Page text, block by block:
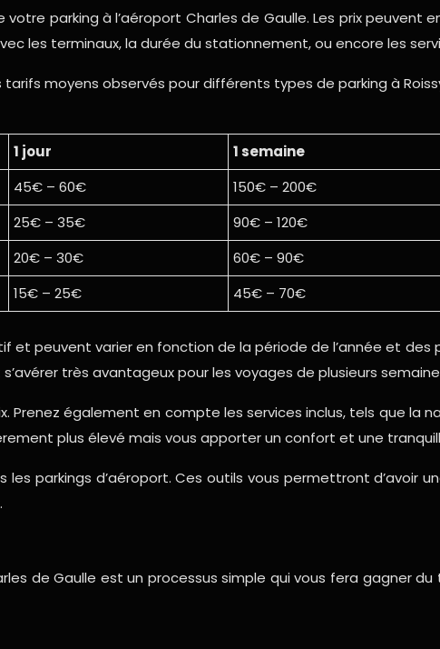
parking à l’aéroport Charles de Gaulle. Les prix peuvent
les terminaux, la durée du stationnement, ou encore les
moyens observés pour différents types de parking à
1 jour 1 semaine
45€ – 60€ 150€ – 200€
25€ – 35€ 90€ – 120€
20€ – 30€ 60€ – 90€
15€ – 25€ 45€ – 70€
peuvent varier en fonction de la période de l’année et des
très avantageux pour les voyages de plusieurs
Prenez également en compte les services inclus, tels que la
plus élevé mais vous apporter un confort et une
parkings d’aéroport. Ces outils vous permettront d’avoir
de Gaulle est un processus simple qui vous fera gagner